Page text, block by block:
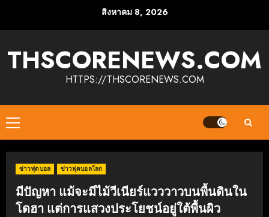
สิงหาคม 8, 2026
THSCORENEWS.COM
HTTPS://THSCORENEWS.COM
Primary
Menu
ข่าวฟุตบอล ข่าวฟุตบอลโลก
มีปัญหา แม้จะมีไม้วีเนียร์แวววาวบนพื้นดินใน
โดฮา แต่การแสวงประโยชน์อยู่ใต้พื้นผิว